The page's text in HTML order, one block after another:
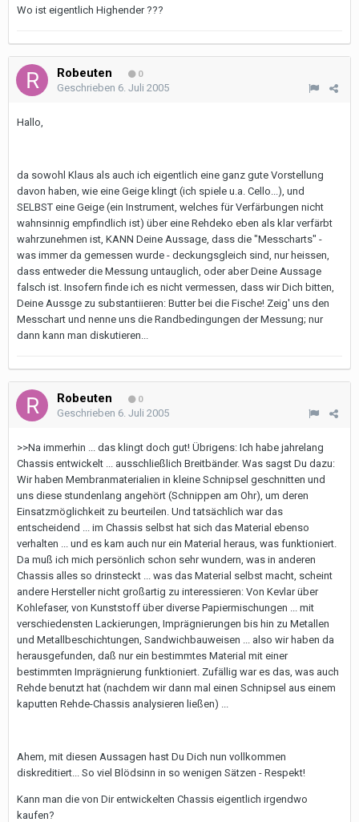
Wo ist eigentlich Highender ???
Robeuten 0
Geschrieben 6. Juli 2005
Hallo,
da sowohl Klaus als auch ich eigentlich eine ganz gute Vorstellung
davon haben, wie eine Geige klingt (ich spiele u.a. Cello...), und
SELBST eine Geige (ein Instrument, welches für Verfärbungen nicht
wahnsinnig empfindlich ist) über eine Rehdeko eben als klar verfärbt
wahrzunehmen ist, KANN Deine Aussage, dass die "Messcharts" -
was immer da gemessen wurde - deckungsgleich sind, nur heissen,
dass entweder die Messung untauglich, oder aber Deine Aussage
falsch ist. Insofern finde ich es nicht vermessen, dass wir Dich bitten,
Deine Aussge zu substantiieren: Butter bei die Fische! Zeig' uns den
Messchart und nenne uns die Randbedingungen der Messung; nur
dann kann man diskutieren...
Robeuten 0
Geschrieben 6. Juli 2005
>>Na immerhin ... das klingt doch gut! Übrigens: Ich habe jahrelang
Chassis entwickelt ... ausschließlich Breitbänder. Was sagst Du dazu:
Wir haben Membranmaterialien in kleine Schnipsel geschnitten und
uns diese stundenlang angehört (Schnippen am Ohr), um deren
Einsatzmöglichkeit zu beurteilen. Und tatsächlich war das
entscheidend ... im Chassis selbst hat sich das Material ebenso
verhalten ... und es kam auch nur ein Material heraus, was funktioniert.
Da muß ich mich persönlich schon sehr wundern, was in anderen
Chassis alles so drinsteckt ... was das Material selbst macht, scheint
andere Hersteller nicht großartig zu interessieren: Von Kevlar über
Kohlefaser, von Kunststoff über diverse Papiermischungen ... mit
verschiedensten Lackierungen, Imprägnierungen bis hin zu Metallen
und Metallbeschichtungen, Sandwichbauweisen ... also wir haben da
herausgefunden, daß nur ein bestimmtes Material mit einer
bestimmten Imprägnierung funktioniert. Zufällig war es das, was auch
Rehde benutzt hat (nachdem wir dann mal einen Schnipsel aus einem
kaputten Rehde-Chassis analysieren ließen) ...
Ahem, mit diesen Aussagen hast Du Dich nun vollkommen
diskreditiert... So viel Blödsinn in so wenigen Sätzen - Respekt!
Kann man die von Dir entwickelten Chassis eigentlich irgendwo
kaufen?